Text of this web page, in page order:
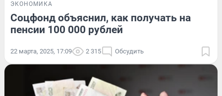
ЭКОНОМИКА
Соцфонд объяснил, как получать на
пенсии 100 000 рублей
22 марта, 2025, 17:09 2 315 Обсудить